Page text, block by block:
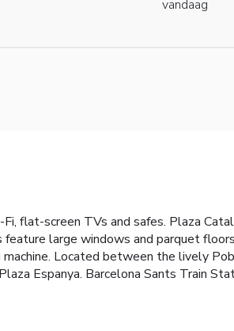
vandaag
flat-screen TVs and safes. Plaza
large windows and parquet
machine. Located between the lively
Espanya. Barcelona Sants Train